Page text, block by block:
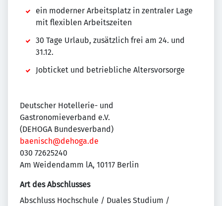
ein moderner Arbeitsplatz in zentraler Lage
mit flexiblen Arbeitszeiten
30 Tage Urlaub, zusätzlich frei am 24. und
31.12.
Jobticket und betriebliche Altersvorsorge
Deutscher Hotellerie- und
Gastronomieverband e.V.
(DEHOGA Bundesverband)
baenisch@dehoga.de
030 72625240
Am Weidendamm lA, 10117 Berlin
Art des Abschlusses
Abschluss Hochschule / Duales Studium /